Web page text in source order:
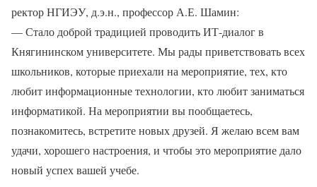
ректор НГИЭУ, д.э.н., профессор А.Е. Шамин:
— Стало доброй традицией проводить ИТ-диалог в
Княгининском университете. Мы рады приветствовать всех
школьников, которые приехали на мероприятие, тех, кто
любит информационные технологии, кто любит заниматься
информатикой. На мероприятии вы пообщаетесь,
познакомитесь, встретите новых друзей. Я желаю всем вам
удачи, хорошего настроения, и чтобы это мероприятие дало
новый успех вашей учебе.